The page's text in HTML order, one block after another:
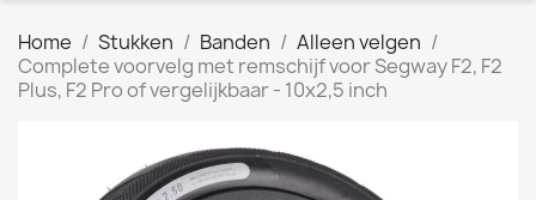
Home Stukken Banden
Alleen velgen
Complete voorvelg met remschijf voor Segway F2, F2
Plus, F2 Pro of vergelijkbaar - 10x2,5 inch